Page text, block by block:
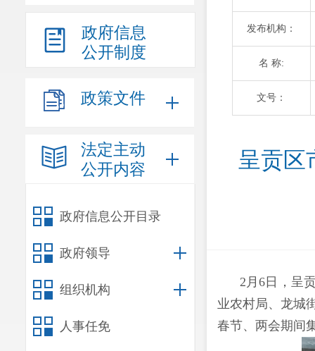
政府信息
公开制度
政策文件
法定主动
公开内容
政府信息公开目录
政府领导
组织机构
人事任免
发布机构：
名 称:
文号：
呈贡区
2月6日，呈
业农村局、龙城
春节、两会期间